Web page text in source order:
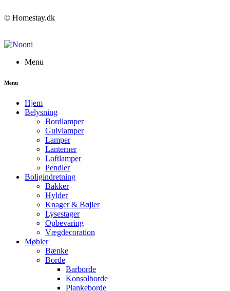
© Homestay.dk
Menu
Menu
Hjem
Belysning
Bordlamper
Gulvlamper
Lamper
Lanterner
Loftlamper
Pendler
Boligindretning
Bakker
Hylder
Knager & Bøjler
Lysestager
Opbevaring
Vægdecoration
Møbler
Bænke
Borde
Barborde
Konsolborde
Plankeborde